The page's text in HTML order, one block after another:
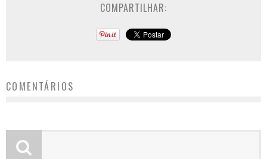
COMPARTILHAR:
COMENTÁRIOS